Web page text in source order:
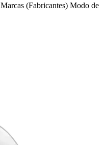
Marcas (Fabricantes) Modo de